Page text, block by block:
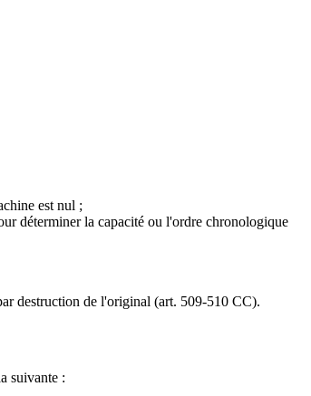
est nul ;
déterminer la capacité ou l'ordre chronologique
destruction de l'original (art. 509-510 CC).
suivante :